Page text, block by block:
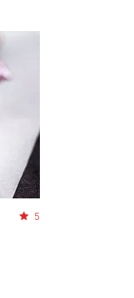
5